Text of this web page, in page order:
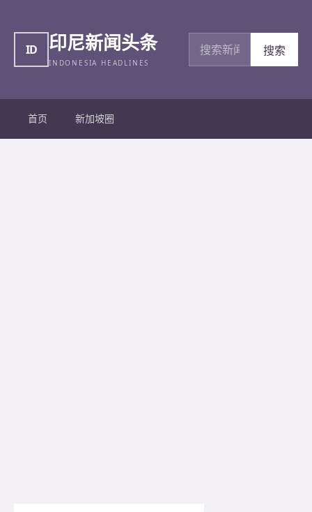
ID 印尼新闻头条
INDONESIA HEADLINES
搜索新闻
搜索
首页 新加坡圈